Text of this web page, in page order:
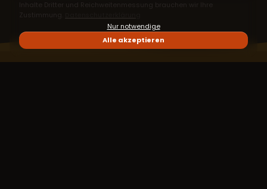
Nur notwendige
Alle akzeptieren